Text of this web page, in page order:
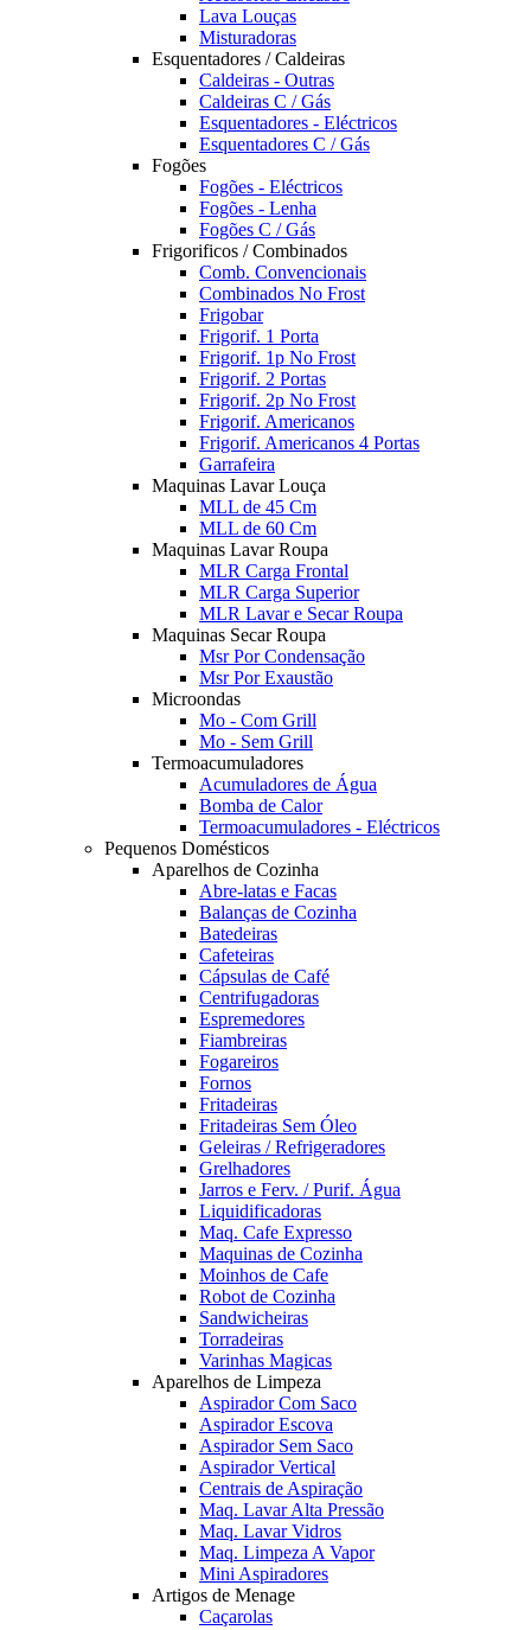
Lava Louças
Misturadoras
Esquentadores / Caldeiras
Caldeiras - Outras
Caldeiras C / Gás
Esquentadores - Eléctricos
Esquentadores C / Gás
Fogões
Fogões - Eléctricos
Fogões - Lenha
Fogões C / Gás
Frigorificos / Combinados
Comb. Convencionais
Combinados No Frost
Frigobar
Frigorif. 1 Porta
Frigorif. 1p No Frost
Frigorif. 2 Portas
Frigorif. 2p No Frost
Frigorif. Americanos
Frigorif. Americanos 4 Portas
Garrafeira
Maquinas Lavar Louça
MLL de 45 Cm
MLL de 60 Cm
Maquinas Lavar Roupa
MLR Carga Frontal
MLR Carga Superior
MLR Lavar e Secar Roupa
Maquinas Secar Roupa
Msr Por Condensação
Msr Por Exaustão
Microondas
Mo - Com Grill
Mo - Sem Grill
Termoacumuladores
Acumuladores de Água
Bomba de Calor
Termoacumuladores - Eléctricos
Pequenos Domésticos
Aparelhos de Cozinha
Abre-latas e Facas
Balanças de Cozinha
Batedeiras
Cafeteiras
Cápsulas de Café
Centrifugadoras
Espremedores
Fiambreiras
Fogareiros
Fornos
Fritadeiras
Fritadeiras Sem Óleo
Geleiras / Refrigeradores
Grelhadores
Jarros e Ferv. / Purif. Água
Liquidificadoras
Maq. Cafe Expresso
Maquinas de Cozinha
Moinhos de Cafe
Robot de Cozinha
Sandwicheiras
Torradeiras
Varinhas Magicas
Aparelhos de Limpeza
Aspirador Com Saco
Aspirador Escova
Aspirador Sem Saco
Aspirador Vertical
Centrais de Aspiração
Maq. Lavar Alta Pressão
Maq. Lavar Vidros
Maq. Limpeza A Vapor
Mini Aspiradores
Artigos de Menage
Caçarolas